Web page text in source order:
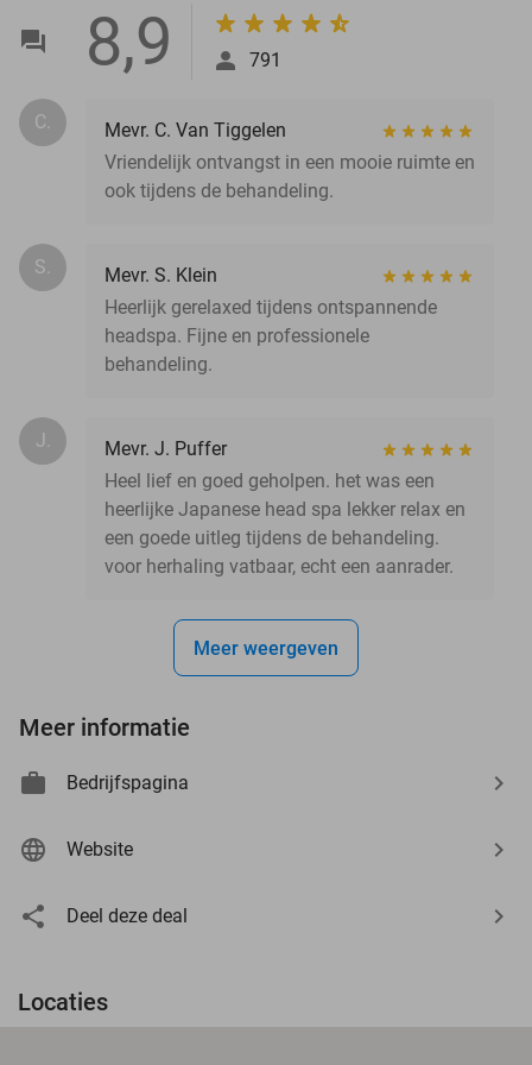
8,9 791
C.
Mevr. C. Van Tiggelen
Vriendelijk ontvangst in een mooie ruimte en
ook tijdens de behandeling.
S.
Mevr. S. Klein
Heerlijk gerelaxed tijdens ontspannende
headspa. Fijne en professionele
behandeling.
J.
Mevr. J. Puffer
Heel lief en goed geholpen. het was een
heerlijke Japanese head spa lekker relax en
een goede uitleg tijdens de behandeling.
voor herhaling vatbaar, echt een aanrader.
Meer weergeven
Meer informatie
Bedrijfspagina
Website
Deel deze deal
Locaties